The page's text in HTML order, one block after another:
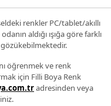
renkler PC/tablet/akıllı
aldığı ışığa göre farklı
öğrenmek ve renk
için Filli Boya Renk
adresinden veya